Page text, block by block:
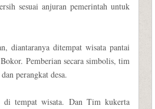
sesuai anjuran pemerintah untuk
diantaranya ditempat wisata pantai
Pemberian secara simbolis, tim
perangkat desa.
di tempat wisata. Dan Tim kukerta